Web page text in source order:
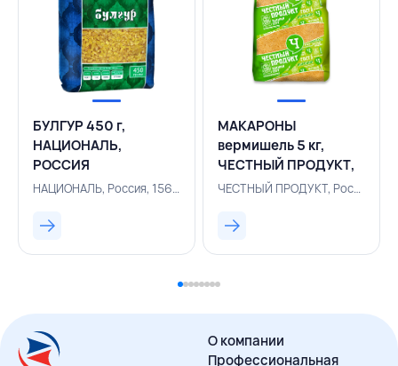
БУЛГУР 450 г,
НАЦИОНАЛЬ,
РОССИЯ
НАЦИОНАЛЬ, Россия, 156200592
МАКАРОНЫ
вермишель 5 кг,
ЧЕСТНЫЙ ПРОДУКТ,
РОССИЯ
ЧЕСТНЫЙ ПРОДУКТ, Россия, 156400882
О компании
Профессиональная